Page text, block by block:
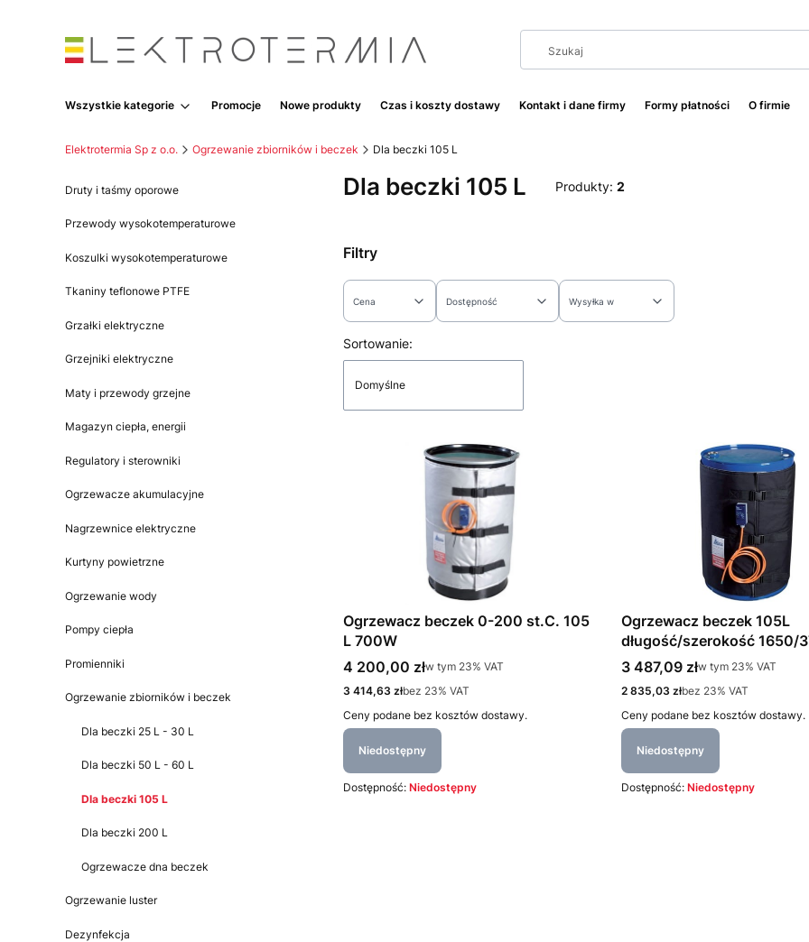
Wszystkie kategorie Promocje Nowe produkty Czas i koszty dostawy Kontakt i dane firmy Formy płatności O firmie
Elektrotermia Sp z o.o. Ogrzewanie zbiorników i beczek Dla beczki 105 L
Druty i taśmy oporowe
Przewody wysokotemperaturowe
Koszulki wysokotemperaturowe
Tkaniny teflonowe PTFE
Grzałki elektryczne
Grzejniki elektryczne
Maty i przewody grzejne
Magazyn ciepła, energii
Regulatory i sterowniki
Ogrzewacze akumulacyjne
Nagrzewnice elektryczne
Kurtyny powietrzne
Ogrzewanie wody
Pompy ciepła
Promienniki
Ogrzewanie zbiorników i beczek
Dla beczki 25 L - 30 L
Dla beczki 50 L - 60 L
Dla beczki 105 L
Dla beczki 200 L
Ogrzewacze dna beczek
Ogrzewanie luster
Dezynfekcja
Dla beczki 105 L Produkty: 2
Filtry
Cena Dostępność Wysyłka w
Koniec filtrów
Lista produktów
Sortowanie:
Domyślne
Ogrzewacz beczek 0-200 st.C. 105
L 700W
Cena brutto
4 200,00 złw tym %s VAT
w tym 23% VAT
Cena netto
3 414,63 złbez 23% VAT
Ceny podane bez kosztów dostawy.
Niedostępny
Dostępność: Niedostępny
Ogrzewacz beczek 105L
długość/szerokość 1650/
230V 400W
Cena brutto
3 487,09 złw tym %s VAT
w tym 23% VAT
Cena netto
2 835,03 złbez 23% VAT
Ceny podane bez kosztów dostawy.
Niedostępny
Dostępność: Niedostępny